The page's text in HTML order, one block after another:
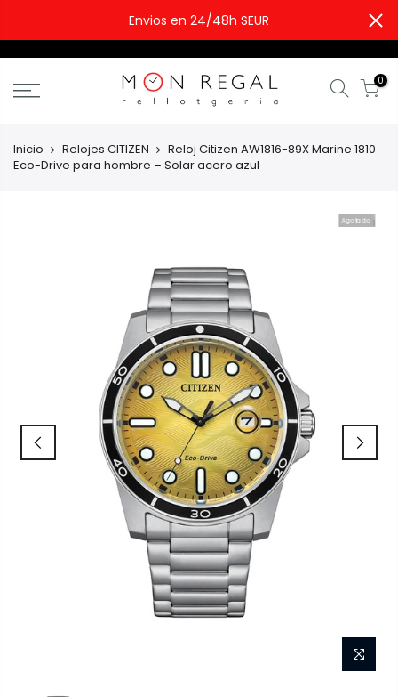
Envios en 24/48h SEUR
0
Inicio Relojes CITIZEN
Reloj Citizen AW1816-89X Marine 1810
Eco-Drive para hombre – Solar acero azul
Agotado